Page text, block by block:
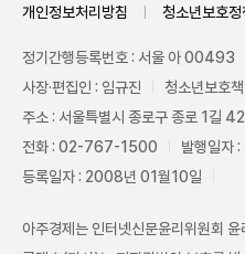
개인정보처리방침 청소년보호정
정기간행등록번호 : 서울 아 00493
사장·편집인 : 임규진
청소년보호
주소 : 서울특별시 종로구 종로 1길
전화 : 02-767-1500
발행일자
등록일자 : 2008년 01월10일
아주경제는 인터넷신문윤리위원회